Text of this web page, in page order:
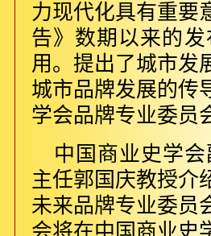
力现代化具有重要
告》数期以来的
用。提出了城市发
城市品牌发展的传
学会品牌专业委员
中国商业史学
主任郭国庆教授介
未来品牌专业委员
会将在中国商业史